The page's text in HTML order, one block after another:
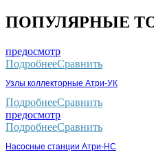
ПОПУЛЯРНЫЕ
предосмотр
ПодробнееСравнить
Узлы коллекторные Атри-УК
ПодробнееСравнить
предосмотр
ПодробнееСравнить
Насосные станции Атри-НС